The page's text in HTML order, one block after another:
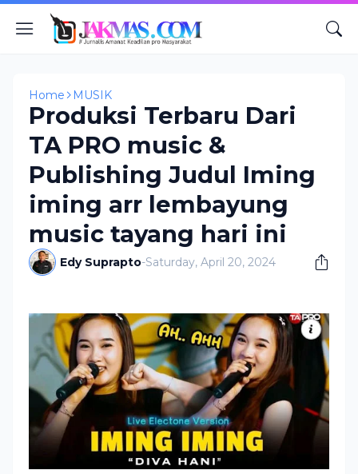
Home MUSIK
Produksi Terbaru Dari
TA PRO music &
Publishing Judul Iming
iming arr lembayung
music tayang hari ini
Edy Suprapto-Saturday, April 20, 2024